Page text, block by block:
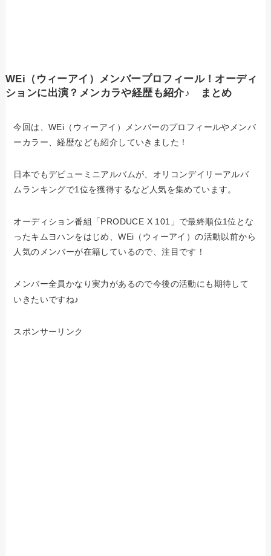
WEi（ウィーアイ）メンバープロフィール！オーディ
ションに出演？メンカラや経歴も紹介♪ まとめ
今回は、WEi（ウィーアイ）メンバーのプロフィールやメンバ
ーカラー、経歴なども紹介していきました！
日本でもデビューミニアルバムが、オリコンデイリーアルバ
ムランキングで1位を獲得するなど人気を集めています。
オーディション番組「PRODUCE X 101」で最終順位1位とな
ったキムヨハンをはじめ、WEi（ウィーアイ）の活動以前から
人気のメンバーが在籍しているので、注目です！
メンバー全員かなり実力があるので今後の活動にも期待して
いきたいですね♪
スポンサーリンク